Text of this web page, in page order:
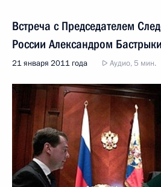
Встреча с Председателем
России Александром
21 января 2011 года Аудио, 5 мин.